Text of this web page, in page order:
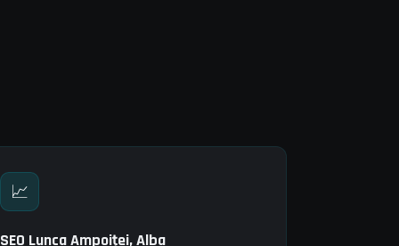
📈
SEO Lunca Ampoiţei, Alba